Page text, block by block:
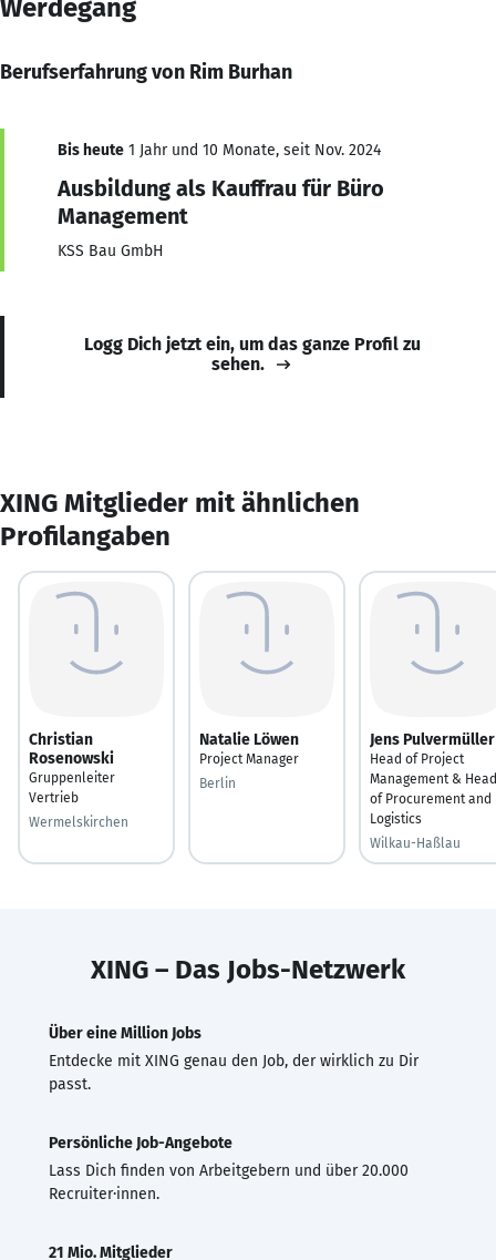
Werdegang
Berufserfahrung von Rim Burhan
Bis heute 1 Jahr und 10 Monate, seit Nov. 2024
Ausbildung als Kauffrau für Büro
Management
KSS Bau GmbH
Logg Dich jetzt ein, um das ganze Profil zu
sehen.
XING Mitglieder mit ähnlichen
Profilangaben
Christian
Rosenowski
Gruppenleiter
Vertrieb
Wermelskirchen
Natalie Löwen
Project Manager
Berlin
Jens Pulvermüller
Head of Project
Management & Head
of Procurement and
Logistics
Wilkau-Haßlau
XING – Das Jobs-Netzwerk
Über eine Million Jobs
Entdecke mit XING genau den Job, der wirklich zu Dir
passt.
Persönliche Job-Angebote
Lass Dich finden von Arbeitgebern und über 20.000
Recruiter·innen.
21 Mio. Mitglieder